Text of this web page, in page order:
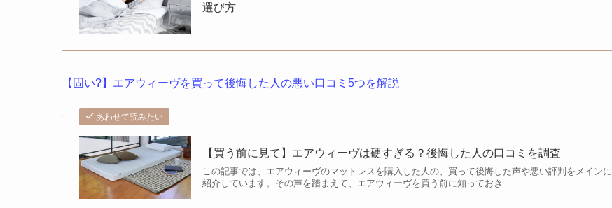
選び方
【固い?】エアウィーヴを買って後悔した人の悪い口コミ5つを解説
あわせて読みたい
【買う前に見て】エアウィーヴは硬すぎる？後悔した人の口コミを調査
この記事では、エアウィーヴのマットレスを購入した人の、買って後悔した声や悪い評判をメインに
紹介しています。その声を踏まえて、エアウィーヴを買う前に知っておき…